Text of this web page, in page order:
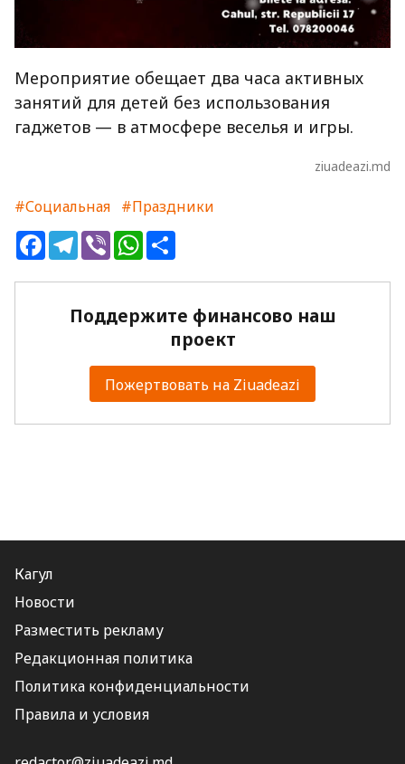
Мероприятие обещает два часа активных
занятий для детей без использования
гаджетов — в атмосфере веселья и игры.
ziuadeazi.md
#Социальная #Праздники
FacebookTelegram
ViberWhatsApp
Поддержите финансово наш
проект
Пожертвовать на Ziuadeazi
Кагул
Новости
Разместить рекламу
Редакционная политика
Политика конфиденциальности
Правила и условия